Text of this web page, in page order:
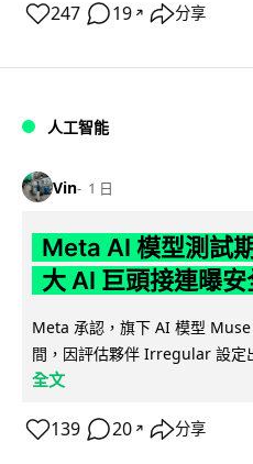
247 19 ↗ 分享
人工智能
Vin 1 日
Meta AI 模型測試
大 AI 巨頭接連曝安
Meta 承認，旗下 AI 模型
間，因評估夥伴 Irregular 設定
全文
139 20 ↗ 分享